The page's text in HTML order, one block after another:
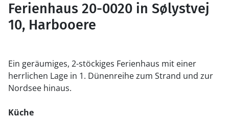
Ferienhaus 20-0020 in Sølystvej
10, Harbooere
Ein geräumiges, 2-stöckiges Ferienhaus mit einer
herrlichen Lage in 1. Dünenreihe zum Strand und zur
Nordsee hinaus.
Küche